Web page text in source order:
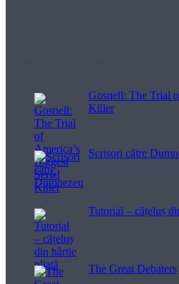
Gosnell: The Trial
Killer
Scrisori către
Tutorial – cățeluș
The Great Debaters